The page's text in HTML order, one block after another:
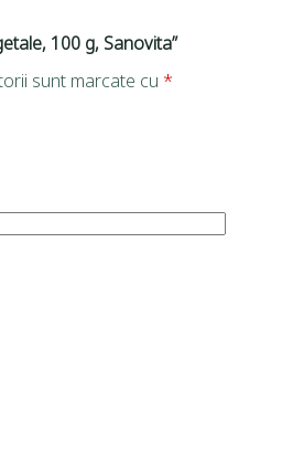
100 g, Sanovita”
sunt marcate cu *